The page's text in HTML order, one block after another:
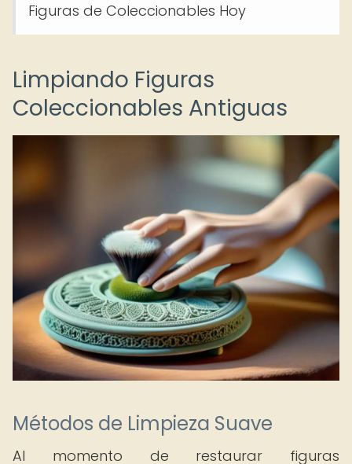
Figuras de Coleccionables Hoy
Limpiando Figuras
Coleccionables Antiguas
Métodos de Limpieza Suave
Al momento de restaurar figuras